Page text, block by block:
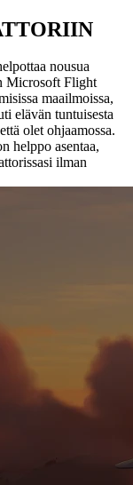
nousua
Microsoft Flight
maailmoissa,
elävän tuntuisesta
olet ohjaamossa.
helppo asentaa,
ilman